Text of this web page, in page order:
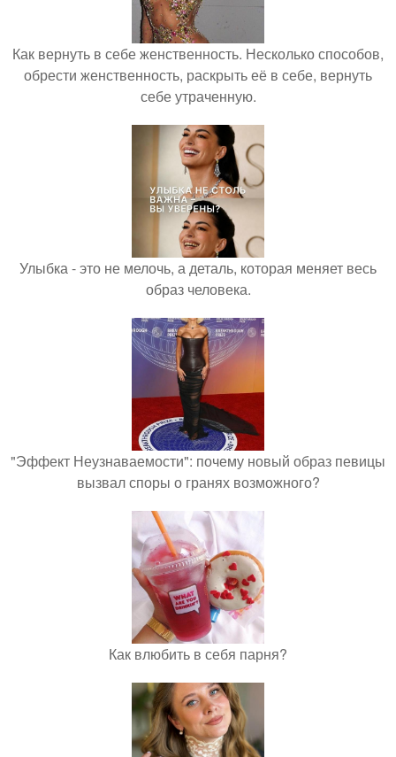
Как вернуть в себе женственность. Несколько способов,
обрести женственность, раскрыть её в себе, вернуть
себе утраченную.
Улыбка - это не мелочь, а деталь, которая меняет весь
образ человека.
"Эффект Неузнаваемости": почему новый образ певицы
вызвал споры о гранях возможного?
Как влюбить в себя парня?